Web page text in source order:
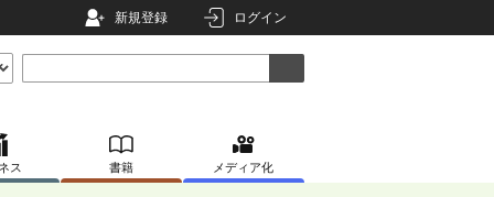
新規登録 ログイン
ス 書籍 メディア化